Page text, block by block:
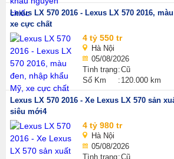
Lexus LX 570 2016 - Lexus LX 570 2016,
xe cực chất
4 tỷ 550 tr
Hà Nội
05/08/2026
Tình trạng Cũ
Số Km
120.000 km
Lexus LX 570 2016 - Xe Lexus LX 570 sản
siêu mới4
4 tỷ 980 tr
Hà Nội
05/08/2026
Tình trạng Cũ